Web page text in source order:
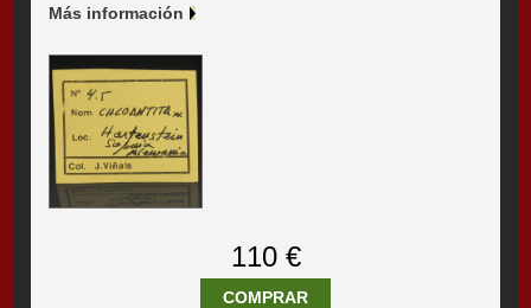
Más información
110 €
COMPRAR